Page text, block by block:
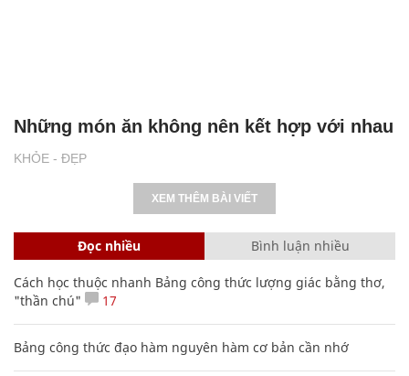
KHỎE - ĐẸP
Những món ăn không nên kết hợp với nhau
XEM THÊM BÀI VIẾT
Đọc nhiều Bình luận nhiều
Cách học thuộc nhanh Bảng công thức lượng giác bằng thơ,
"thần chú"
17
Bảng công thức đạo hàm nguyên hàm cơ bản cần nhớ